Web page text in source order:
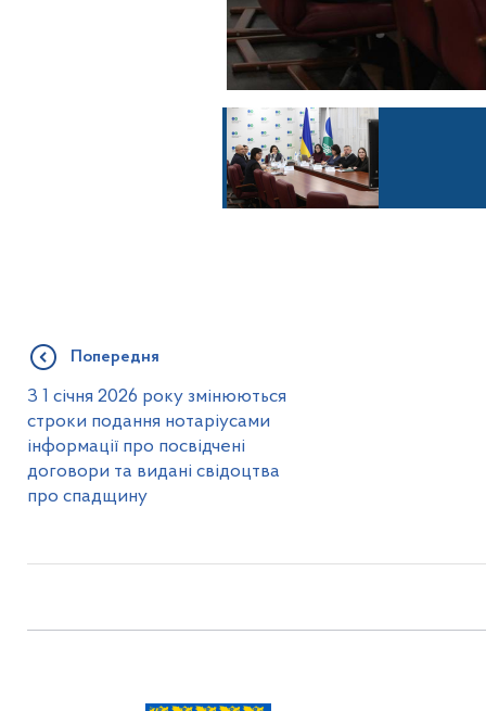
Попередня
З 1 січня 2026 року змінюються
строки подання нотаріусами
інформації про посвідчені
договори та видані свідоцтва
про спадщину